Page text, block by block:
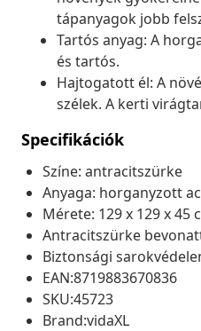
tápanyagok jobb
Tartós anyag: A
és tartós.
Hajtogatott él: A
szélek. A kerti
Specifikációk
Színe: antracitszürke
Anyaga: horganyzott
Mérete: 129 x 129 x 45
Antracitszürke
Biztonsági
EAN:8719883670836
SKU:45723
Brand:vidaXL